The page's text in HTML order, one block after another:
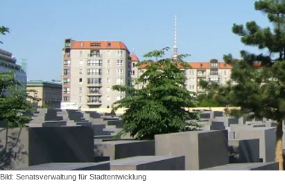
Bild: Senatsverwaltung für Stadtentwicklung